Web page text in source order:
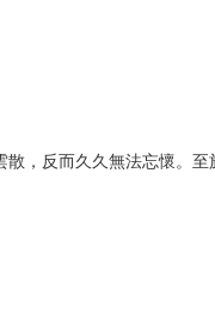
，反而久久無法忘懷。